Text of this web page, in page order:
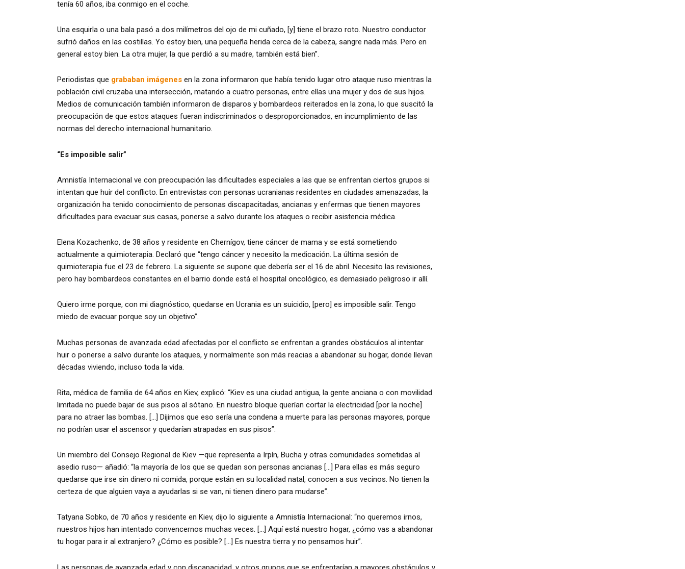
tenía 60 años, iba conmigo en el coche.
Una esquirla o una bala pasó a dos milímetros del ojo de mi cuñado, [y] tiene el brazo roto. Nuestro conductor
sufrió daños en las costillas. Yo estoy bien, una pequeña herida cerca de la cabeza, sangre nada más. Pero en
general estoy bien. La otra mujer, la que perdió a su madre, también está bien”.
Periodistas que grababan imágenes en la zona informaron que había tenido lugar otro ataque ruso mientras la
población civil cruzaba una intersección, matando a cuatro personas, entre ellas una mujer y dos de sus hijos.
Medios de comunicación también informaron de disparos y bombardeos reiterados en la zona, lo que suscitó la
preocupación de que estos ataques fueran indiscriminados o desproporcionados, en incumplimiento de las
normas del derecho internacional humanitario.
“Es imposible salir”
Amnistía Internacional ve con preocupación las dificultades especiales a las que se enfrentan ciertos grupos si
intentan que huir del conflicto. En entrevistas con personas ucranianas residentes en ciudades amenazadas, la
organización ha tenido conocimiento de personas discapacitadas, ancianas y enfermas que tienen mayores
dificultades para evacuar sus casas, ponerse a salvo durante los ataques o recibir asistencia médica.
Elena Kozachenko, de 38 años y residente en Chernígov, tiene cáncer de mama y se está sometiendo
actualmente a quimioterapia. Declaró que “tengo cáncer y necesito la medicación. La última sesión de
quimioterapia fue el 23 de febrero. La siguiente se supone que debería ser el 16 de abril. Necesito las revisiones,
pero hay bombardeos constantes en el barrio donde está el hospital oncológico, es demasiado peligroso ir allí.
Quiero irme porque, con mi diagnóstico, quedarse en Ucrania es un suicidio, [pero] es imposible salir. Tengo
miedo de evacuar porque soy un objetivo”.
Muchas personas de avanzada edad afectadas por el conflicto se enfrentan a grandes obstáculos al intentar
huir o ponerse a salvo durante los ataques, y normalmente son más reacias a abandonar su hogar, donde llevan
décadas viviendo, incluso toda la vida.
Rita, médica de familia de 64 años en Kiev, explicó: “Kiev es una ciudad antigua, la gente anciana o con movilidad
limitada no puede bajar de sus pisos al sótano. En nuestro bloque querían cortar la electricidad [por la noche]
para no atraer las bombas. […] Dijimos que eso sería una condena a muerte para las personas mayores, porque
no podrían usar el ascensor y quedarían atrapadas en sus pisos”.
Un miembro del Consejo Regional de Kiev —que representa a Irpín, Bucha y otras comunidades sometidas al
asedio ruso— añadió: “la mayoría de los que se quedan son personas ancianas […] Para ellas es más seguro
quedarse que irse sin dinero ni comida, porque están en su localidad natal, conocen a sus vecinos. No tienen la
certeza de que alguien vaya a ayudarlas si se van, ni tienen dinero para mudarse”.
Tatyana Sobko, de 70 años y residente en Kiev, dijo lo siguiente a Amnistía Internacional: “no queremos irnos,
nuestros hijos han intentado convencernos muchas veces. […] Aquí está nuestro hogar, ¿cómo vas a abandonar
tu hogar para ir al extranjero? ¿Cómo es posible? […] Es nuestra tierra y no pensamos huir”.